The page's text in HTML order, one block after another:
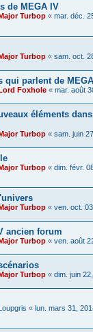
de MEGA IV
Turbop « mar. déc.
Turbop « sam. oct.
qui parlent de MEGA
Foxhole « mar. août
éléments
Turbop « sam. juin
Turbop « dim. févr.
Major Turbop « ven. oct.
ancien forum
Major Turbop « ven. août
Major Turbop « dim. juin
Loupgris « lun. mars 31,